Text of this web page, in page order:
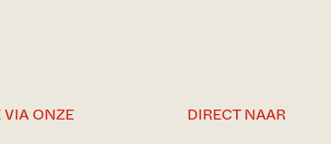
VIA ONZE
DIRECT NAAR